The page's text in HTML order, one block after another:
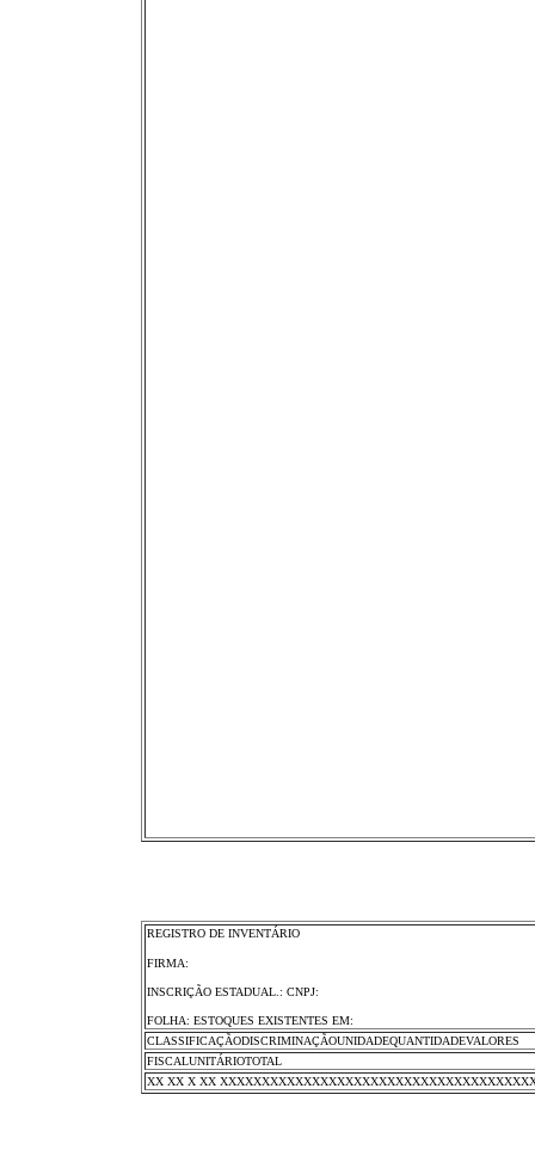
REGISTRO DE INVENTÁRIO
FIRMA:
INSCRIÇÃO ESTADUAL.: CNPJ:
FOLHA: ESTOQUES EXISTENTES EM:
CLASSIFICAÇÃODISCRIMINAÇÃOUNIDADEQUANTIDADEVALORES
FISCALUNITÁRIOTOTAL
XX XX X XX